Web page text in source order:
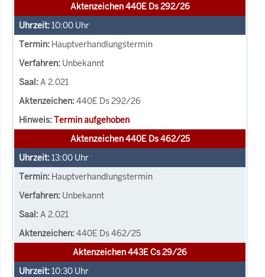
Aktenzeichen 440E Ds 292/26
10:00 Uhr
Hauptverhandlungstermin
Unbekannt
A 2.021
440E Ds 292/26
Termin aufgehoben
Aktenzeichen 440E Ds 462/25
13:00 Uhr
Hauptverhandlungstermin
Unbekannt
A 2.021
440E Ds 462/25
Aktenzeichen 443E Cs 29/26
10:30 Uhr